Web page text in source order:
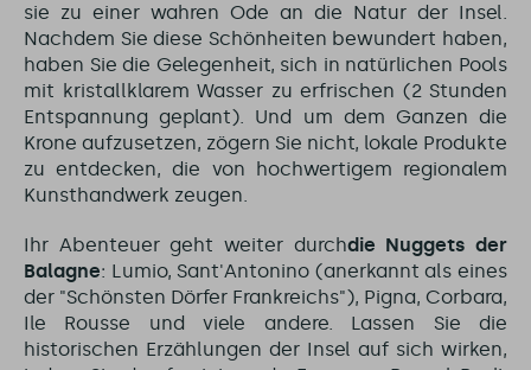
sie zu einer wahren Ode an die Natur der Insel.
Nachdem Sie diese Schönheiten bewundert haben,
haben Sie die Gelegenheit, sich in natürlichen Pools
mit kristallklarem Wasser zu erfrischen (2 Stunden
Entspannung geplant). Und um dem Ganzen die
Krone aufzusetzen, zögern Sie nicht, lokale Produkte
zu entdecken, die von hochwertigem regionalem
Kunsthandwerk zeugen.
Ihr Abenteuer geht weiter durchdie Nuggets der
Balagne: Lumio, Sant'Antonino (anerkannt als eines
der "Schönsten Dörfer Frankreichs"), Pigna, Corbara,
Ile Rousse und viele andere. Lassen Sie die
historischen Erzählungen der Insel auf sich wirken,